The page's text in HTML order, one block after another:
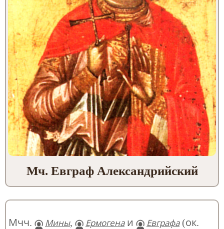
Мч. Евграф Александрийский
Мчч. Мины, Ермогенаи Евграфа(ок.